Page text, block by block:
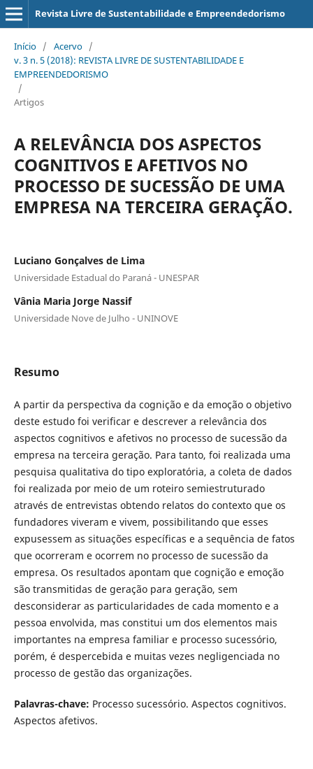
Revista Livre de Sustentabilidade e Empreendedorismo
Início / Acervo /
v. 3 n. 5 (2018): REVISTA LIVRE DE SUSTENTABILIDADE E
EMPREENDEDORISMO
/
Artigos
A RELEVÂNCIA DOS ASPECTOS
COGNITIVOS E AFETIVOS NO
PROCESSO DE SUCESSÃO DE UMA
EMPRESA NA TERCEIRA GERAÇÃO.
Luciano Gonçalves de Lima
Universidade Estadual do Paraná - UNESPAR
Vânia Maria Jorge Nassif
Universidade Nove de Julho - UNINOVE
Resumo
A partir da perspectiva da cognição e da emoção o objetivo
deste estudo foi verificar e descrever a relevância dos
aspectos cognitivos e afetivos no processo de sucessão da
empresa na terceira geração. Para tanto, foi realizada uma
pesquisa qualitativa do tipo exploratória, a coleta de dados
foi realizada por meio de um roteiro semiestruturado
através de entrevistas obtendo relatos do contexto que os
fundadores viveram e vivem, possibilitando que esses
expusessem as situações específicas e a sequência de fatos
que ocorreram e ocorrem no processo de sucessão da
empresa. Os resultados apontam que cognição e emoção
são transmitidas de geração para geração, sem
desconsiderar as particularidades de cada momento e a
pessoa envolvida, mas constitui um dos elementos mais
importantes na empresa familiar e processo sucessório,
porém, é despercebida e muitas vezes negligenciada no
processo de gestão das organizações.
Palavras-chave: Processo sucessório. Aspectos cognitivos.
Aspectos afetivos.